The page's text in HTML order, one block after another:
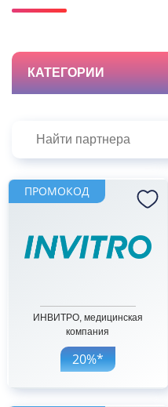
КАТЕГОРИИ
ПРОМОКОД
ИНВИТРО, медицинская
компания
20%*